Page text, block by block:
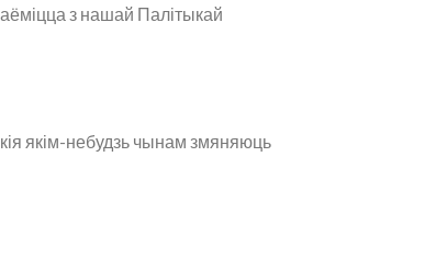
​​з нашай Палітыкай
якім-небудзь чынам змяняюць